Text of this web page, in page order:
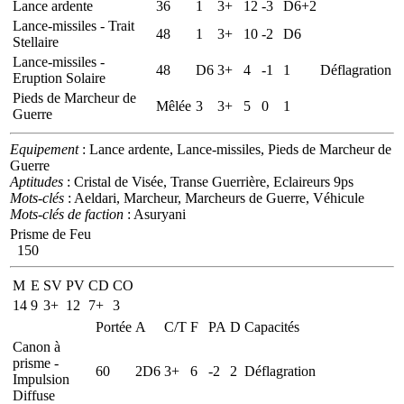
Lance ardente
36 1 3+ 12 -3
D6+2
Lance-missiles - Trait
Stellaire
48 1 3+ 10 -2
D6
Lance-missiles -
Eruption Solaire
48 D6 3+ 4 -1 1
Déflagration
Pieds de Marcheur de
Guerre
Mêlée 3 3+ 5 0 1
Equipement: Lance ardente, Lance-missiles, Pieds de Marcheur de
Guerre
Aptitudes : Cristal de Visée, Transe Guerrière, Eclaireurs 9ps
Mots-clés : Aeldari, Marcheur, Marcheurs de Guerre, Véhicule
Mots-clés de faction : Asuryani
Prisme de Feu
150
M E SV PV CD CO
14 9 3+ 12 7+ 3
Portée A C/T F PA D Capacités
Canon à
prisme -
Impulsion
Diffuse
60 2D6 3+ 6 -2 2 Déflagration